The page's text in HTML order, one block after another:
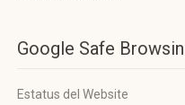
Google Safe
Estatus del Website